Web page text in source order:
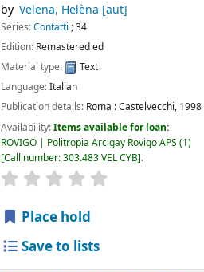
by Velena, Helèna [aut]
Series:Contatti ; 34
Edition: Remastered ed
Material type:
Text
Language:Italian
Publication details: Roma :Castelvecchi, 1998
Availability:Items available for loan:
ROVIGO | Politropia Arcigay Rovigo APS (1)
Call number:303.483 VEL CYB .
star rating
Place hold
Save to lists